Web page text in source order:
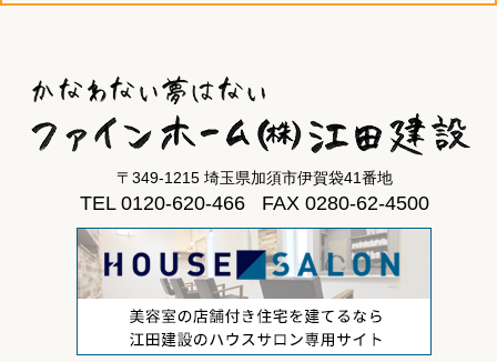
〒349-1215 埼玉県加須市伊賀袋41番地
TEL 0120-620-466 FAX 0280-62-4500